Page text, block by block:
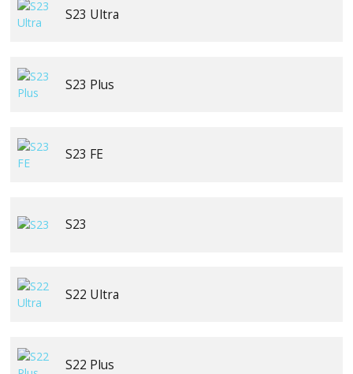
S23 Ultra
S23 Plus
S23 FE
S23
S22 Ultra
S22 Plus